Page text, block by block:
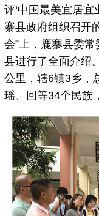
评‘中国最美宜居宜
寨县政府组织召开
会”上，鹿寨县委
县进行了全面介绍
公里，辖6镇3乡，
瑶、回等34个民族